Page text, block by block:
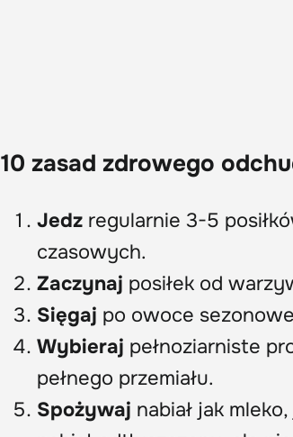
10 zasad zdrowego
Jedz regularnie 3-5
czasowych.
Zaczynaj posiłek od
Sięgaj po owoce
Wybieraj pełnoziarniste
pełnego przemiału.
Spożywaj nabiał jak